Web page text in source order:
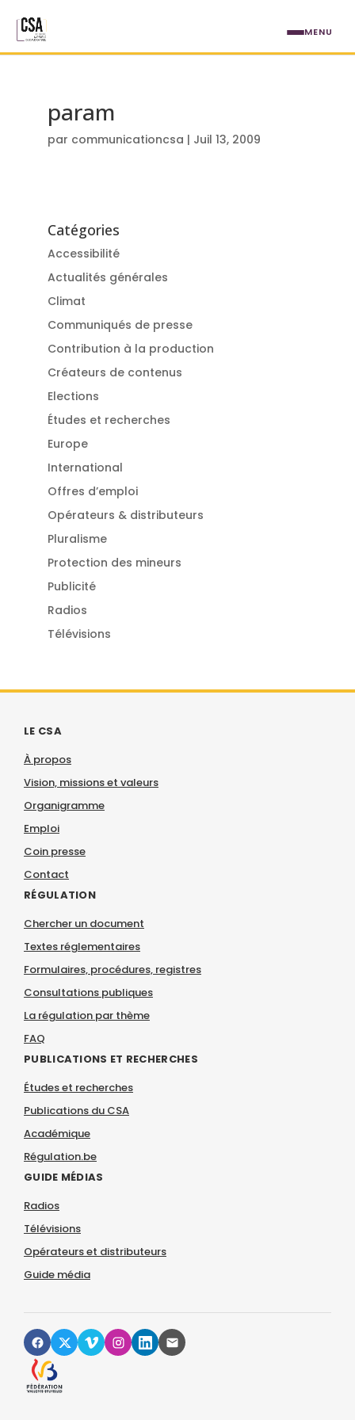
param
par communicationcsa | Juil 13, 2009
Catégories
Accessibilité
Actualités générales
Climat
Communiqués de presse
Contribution à la production
Créateurs de contenus
Elections
Études et recherches
Europe
International
Offres d’emploi
Opérateurs & distributeurs
Pluralisme
Protection des mineurs
Publicité
Radios
Télévisions
LE CSA
À propos
Vision, missions et valeurs
Organigramme
Emploi
Coin presse
Contact
RÉGULATION
Chercher un document
Textes réglementaires
Formulaires, procédures, registres
Consultations publiques
La régulation par thème
FAQ
PUBLICATIONS ET RECHERCHES
Études et recherches
Publications du CSA
Académique
Régulation.be
GUIDE MÉDIAS
Radios
Télévisions
Opérateurs et distributeurs
Guide média
MENU